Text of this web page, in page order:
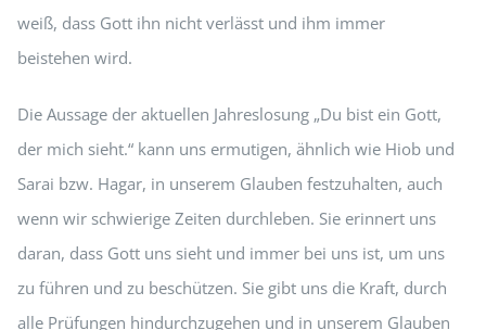
weiß, dass Gott ihn nicht verlässt und ihm immer
beistehen wird.
Die Aussage der aktuellen Jahreslosung „Du bist ein Gott,
der mich sieht.“ kann uns ermutigen, ähnlich wie Hiob und
Sarai bzw. Hagar, in unserem Glauben festzuhalten, auch
wenn wir schwierige Zeiten durchleben. Sie erinnert uns
daran, dass Gott uns sieht und immer bei uns ist, um uns
zu führen und zu beschützen. Sie gibt uns die Kraft, durch
alle Prüfungen hindurchzugehen und in unserem Glauben